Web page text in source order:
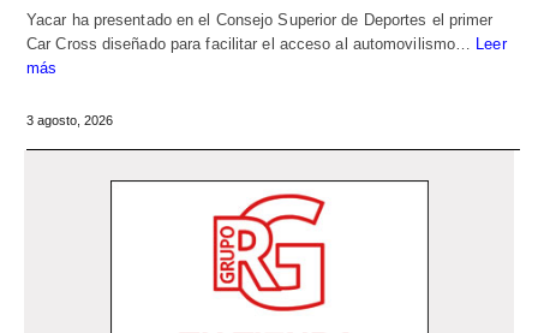
Yacar ha presentado en el Consejo Superior de Deportes el primer
Car Cross diseñado para facilitar el acceso al automovilismo… Leer
más
3 agosto, 2026